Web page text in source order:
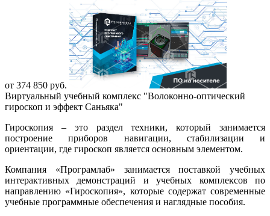
от 374 850 руб.
Виртуальный учебный комплекс "Волоконно-оптический
гироскоп и эффект Саньяка"
Гироскопия – это раздел техники, который занимается
построение приборов навигации, стабилизации и
ориентации, где гироскоп является основным элементом.
Компания «Програмлаб» занимается поставкой учебных
интерактивных демонстраций и учебных комплексов по
направлению «Гироскопия», которые содержат современные
учебные программные обеспечения и наглядные пособия.